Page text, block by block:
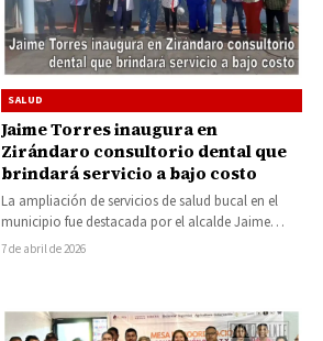
SALUD
Jaime Torres inaugura en
Zirándaro consultorio dental que
brindará servicio a bajo costo
La ampliación de servicios de salud bucal en el
municipio fue destacada por el alcalde Jaime
Torres García, al inaugurar…
7 de abril de 2026